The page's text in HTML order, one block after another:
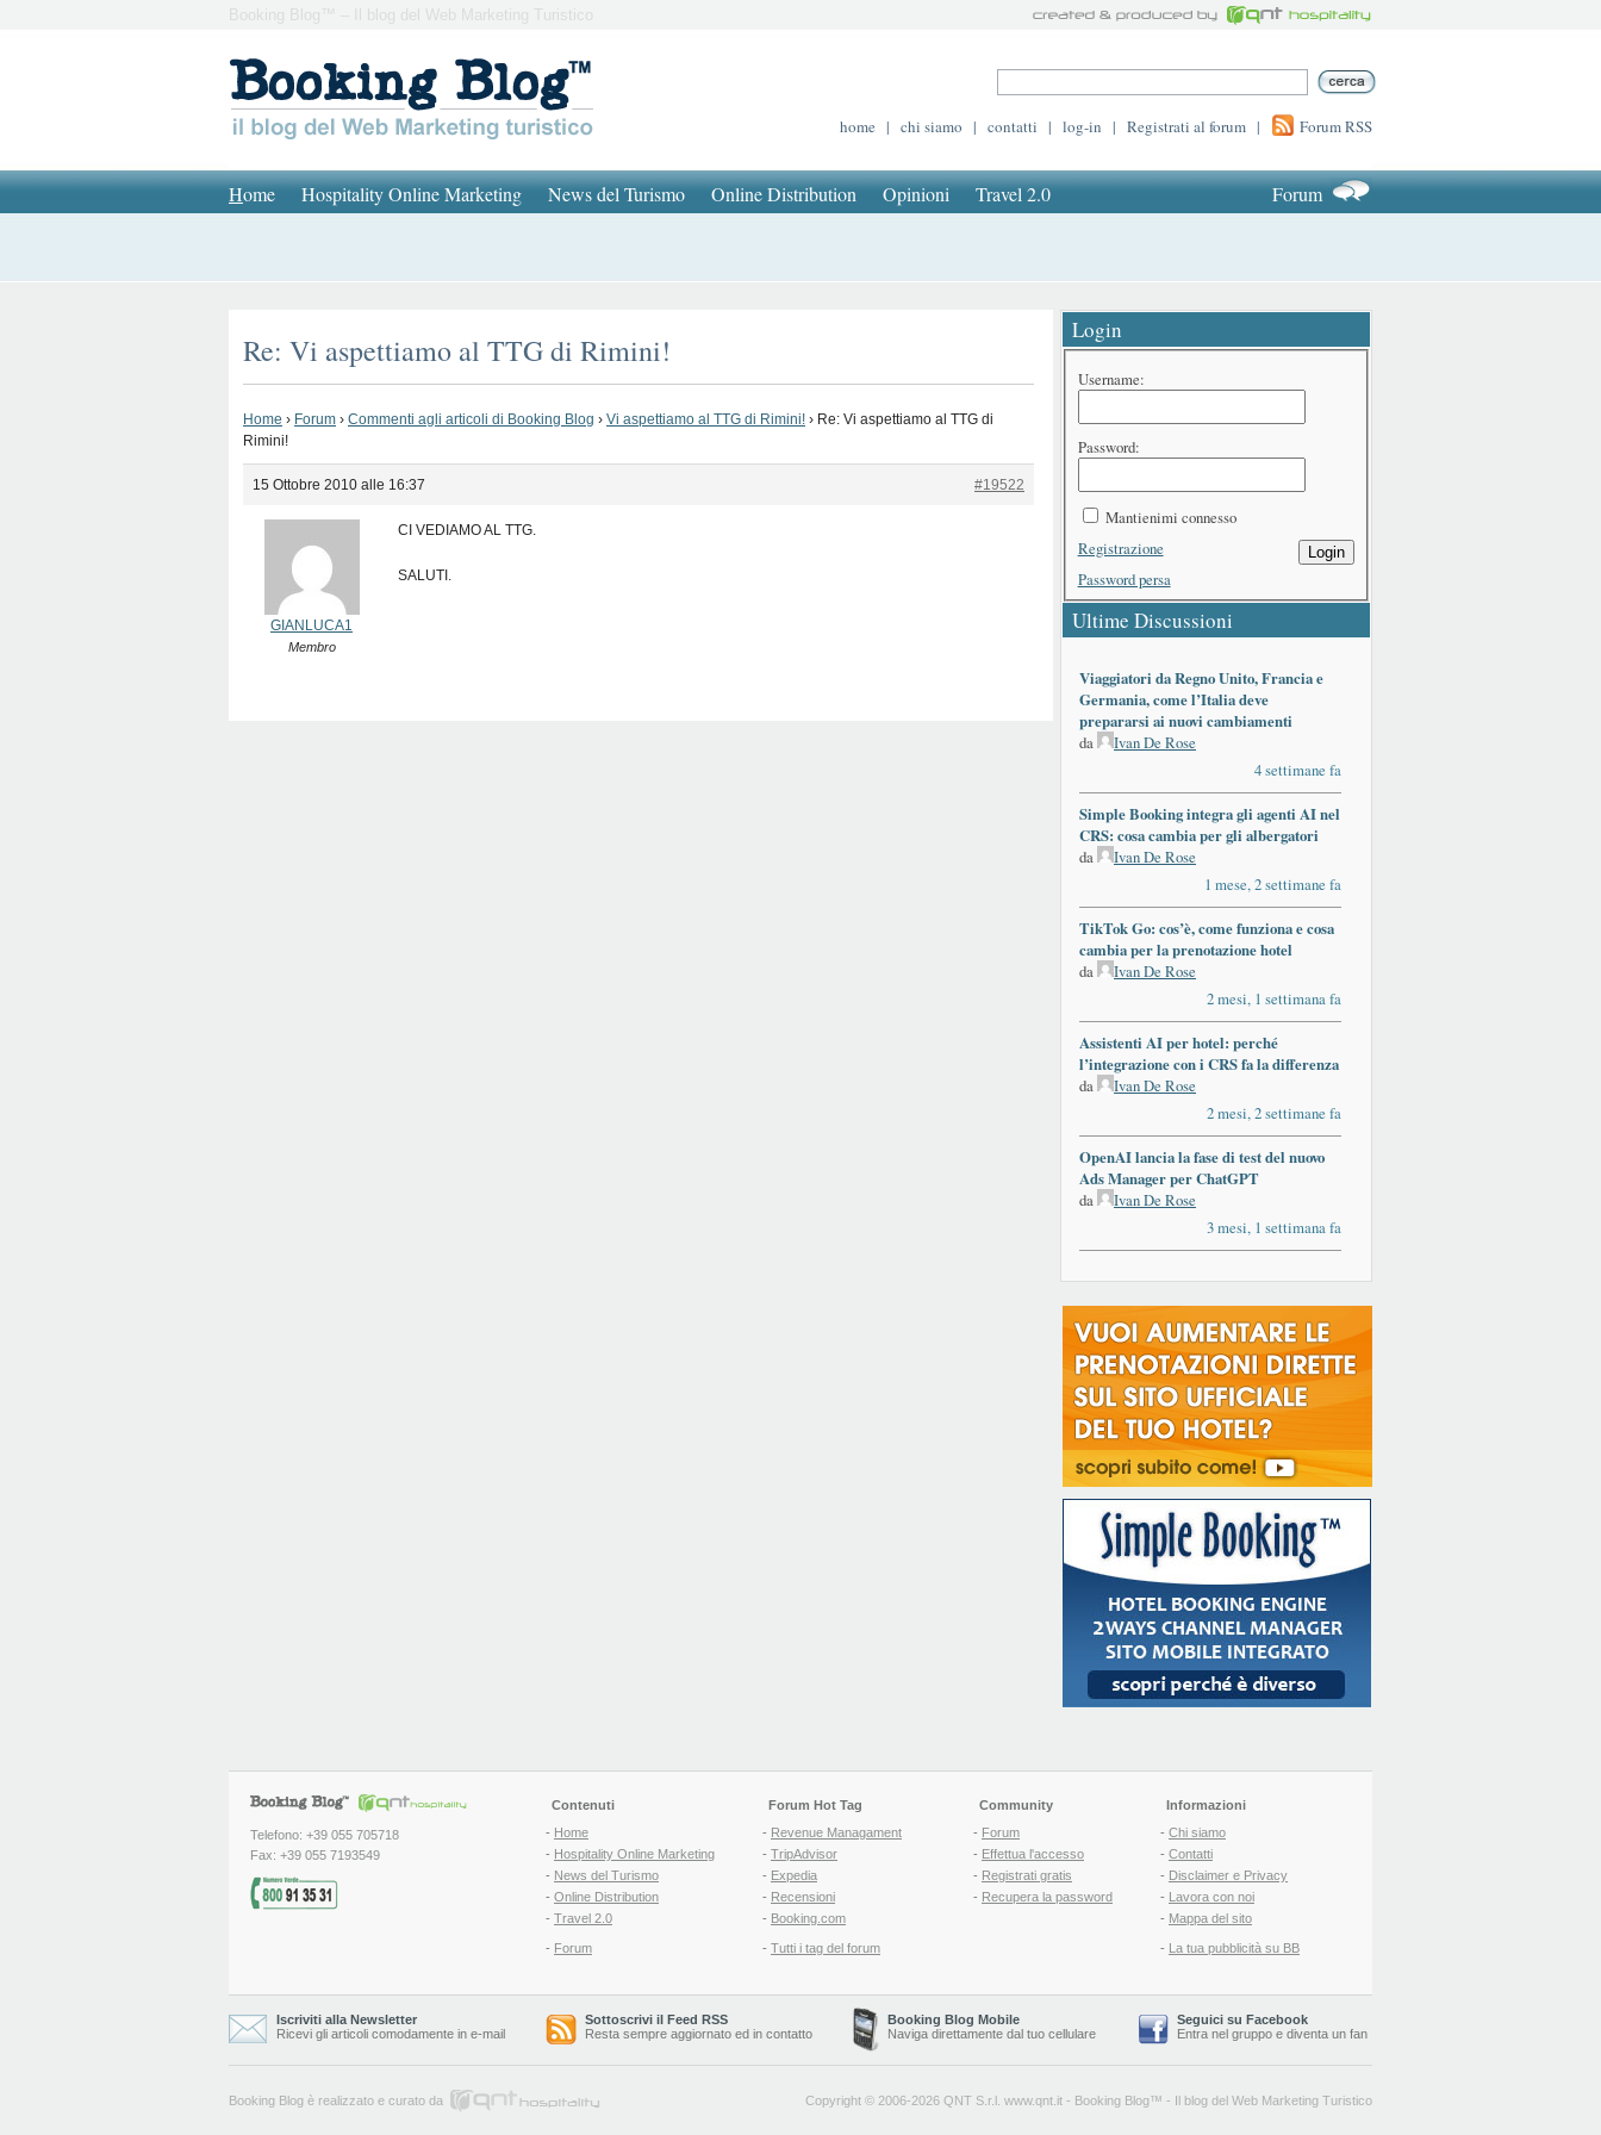
Booking Blog™ – Il blog del Web Marketing Turistico
home | chi siamo | contatti | log-in | Registrati al forum | Forum RSS
Home Hospitality Online Marketing News del Turismo Online Distribution Opinioni Travel 2.0 Forum
Re: Vi aspettiamo al TTG di Rimini!
Home › Forum › Commenti agli articoli di Booking Blog › Vi aspettiamo al TTG di Rimini! › Re: Vi aspettiamo al TTG di
Rimini!
15 Ottobre 2010 alle 16:37 #19522
GIANLUCA1
Membro
CI VEDIAMO AL TTG.
SALUTI.
Login
Username:
Password:
Mantienimi connesso
Login
Registrazione
Password persa
Ultime Discussioni
Viaggiatori da Regno Unito, Francia e
Germania, come l’Italia deve
prepararsi ai nuovi cambiamenti
da
Ivan De Rose
4 settimane fa
Simple Booking integra gli agenti AI nel
CRS: cosa cambia per gli albergatori
da
Ivan De Rose
1 mese, 2 settimane fa
TikTok Go: cos’è, come funziona e cosa
cambia per la prenotazione hotel
da
Ivan De Rose
2 mesi, 1 settimana fa
Assistenti AI per hotel: perché
l’integrazione con i CRS fa la differenza
da
Ivan De Rose
2 mesi, 2 settimane fa
OpenAI lancia la fase di test del nuovo
Ads Manager per ChatGPT
da
Ivan De Rose
3 mesi, 1 settimana fa
Telefono: +39 055 705718
Fax: +39 055 7193549
Contenuti
- Home
- Hospitality Online Marketing
- News del Turismo
- Online Distribution
- Travel 2.0
- Forum
Forum Hot Tag
- Revenue Managament
- TripAdvisor
- Expedia
- Recensioni
- Booking.com
- Tutti i tag del forum
Community
- Forum
- Effettua l'accesso
- Registrati gratis
- Recupera la password
Informazioni
- Chi siamo
- Contatti
- Disclaimer e Privacy
- Lavora con noi
- Mappa del sito
- La tua pubblicità su BB
Iscriviti alla Newsletter
Ricevi gli articoli comodamente in e-mail
Sottoscrivi il Feed RSS
Resta sempre aggiornato ed in contatto
Booking Blog Mobile
Naviga direttamente dal tuo cellulare
Seguici su Facebook
Entra nel gruppo e diventa un fan
Booking Blog è realizzato e curato da Copyright © 2006-2026 QNT S.r.l. www.qnt.it - Booking Blog™ - Il blog del Web Marketing Turistico